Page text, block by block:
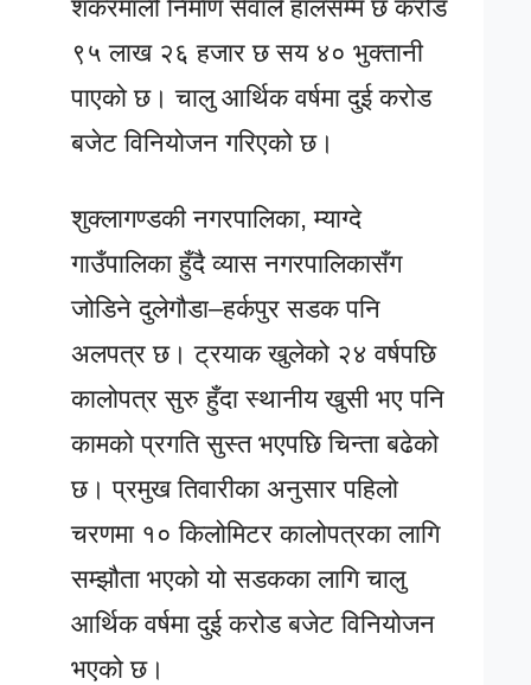
शंकरमाली निर्माण सेवाले हालसम्म छ करोड
९५ लाख २६ हजार छ सय ४० भुक्तानी
पाएको छ। चालु आर्थिक वर्षमा दुई करोड
बजेट विनियोजन गरिएको छ।
शुक्लागण्डकी नगरपालिका, म्याग्दे
गाउँपालिका हुँदै व्यास नगरपालिकासँग
जोडिने दुलेगौडा–हर्कपुर सडक पनि
अलपत्र छ। ट्रयाक खुलेको २४ वर्षपछि
कालोपत्र सुरु हुँदा स्थानीय खुसी भए पनि
कामको प्रगति सुस्त भएपछि चिन्ता बढेको
छ। प्रमुख तिवारीका अनुसार पहिलो
चरणमा १० किलोमिटर कालोपत्रका लागि
सम्झौता भएको यो सडकका लागि चालु
आर्थिक वर्षमा दुई करोड बजेट विनियोजन
भएको छ।